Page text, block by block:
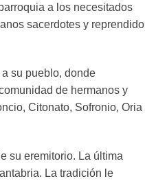
a los necesitados
sacerdotes y reprendido
su pueblo, donde
de hermanos y
Citonato, Sofronio, Oria
su eremitorio. La última
La tradición le